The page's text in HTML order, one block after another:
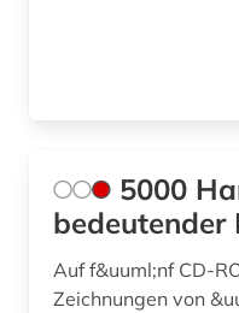
der blaue
design (30)
design (1)
5000
bedeutender
Auf f&uuml;nf CD-
Zeichnungen von